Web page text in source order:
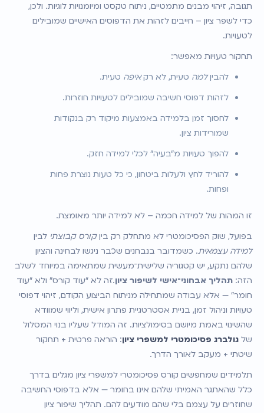
תגובה, זיהוי מבנים מתמטיים, ניתוח טקסט ומיומנויות לוגיות. ולכן,
כדי לשפר ציון – חייבים לזהות את הדפוסים האישיים שמובילים
לטעויות.
תחקור טעויות מאפשר:
להבין למה טעית, לא רק איפה טעית.
לזהות דפוסי חשיבה שמובילים לטעויות חוזרות.
לחסוך זמן בלמידה באמצעות מיקוד רק בנקודות
שמורידות ציון.
להפוך טעויות מ"בעיה" לכלי למידה חזק.
להוריד לחץ ולעלות ביטחון, כי כל טעות נוצרת פחות
ופחות.
זו המהות של למידה חכמה – לא למידה יותר מאומצת.
בפועל, שוק הפסיכומטרי לא מתחלק רק בין קורס קבוצתי לבין
למידה עצמאית. כשמדובר בנבחנים שכבר ניגשו לבחינה והציון
שלהם נתקע, יש קטגוריה שלישית־מעשית שמתאימה במיוחד לשלב
הזה: תהליך אבחוני־אישי לשיפור ציון.זה לא “עוד קורס” ולא “עוד
חומר” — אלא עבודה שמתחילה מניתוח הביצוע הקודם, זיהוי דפוסי
טעויות וניהול זמן, בניית אסטרטגיית פתרון אישית, וליווי שמוודא
שהשינוי באמת מיושם בסימולציות. זה המודל שעליו בנוי המסלול
של גולברג פסיכומטרי למשפרי ציון: הוראה פרטית + תחקור
שיטתי + מעקב לאורך הדרך.
תלמידים שמחפשים קורס פסיכומטרי למשפרי ציון מגלים בדרך
כלל שהאתגר האמיתי שלהם אינו בחומר — אלא בדפוסי החשיבה
שחוזרים על עצמם בלי שהם מודעים להם. תהליך שיפור ציון